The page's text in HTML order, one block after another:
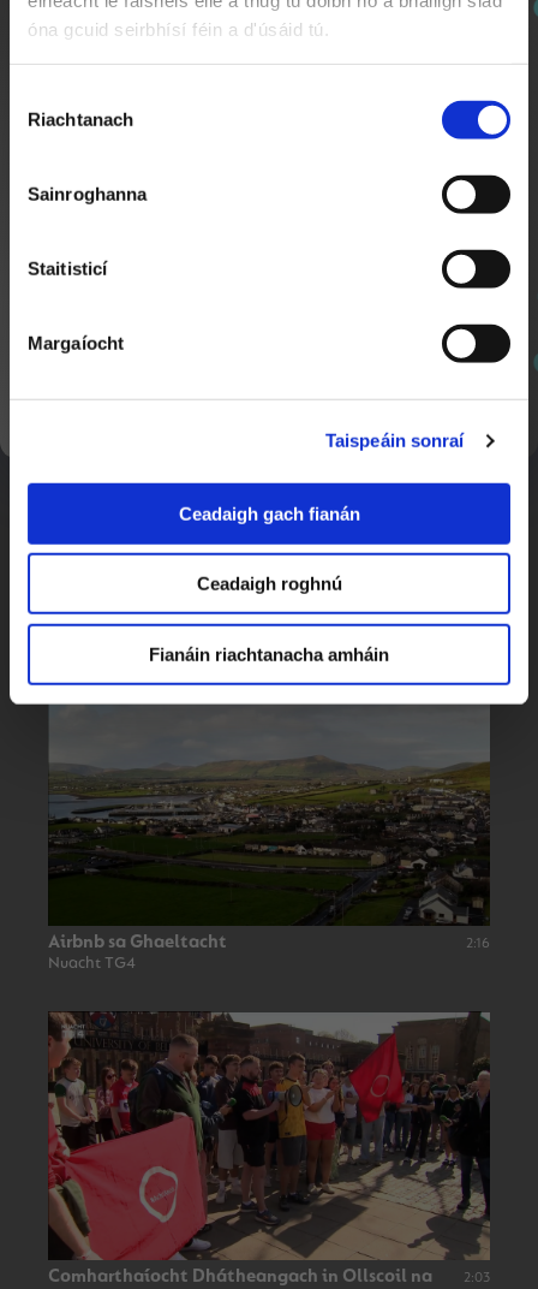
óna gcuid seirbhísí féin a d'úsáid tú.
Toilithe
Riachtanach
Sainroghanna
Staitisticí
Margaíocht
Taispeáin sonraí
Ceadaigh gach fianán
Ceadaigh roghnú
Fianáin riachtanacha amháin
Nuacht TG4
2:25
Coimisinéir Teanga Nua i dTuaisceart na
hÉireann
Nuacht TG4
Airbnb sa Ghaeltacht
Nuacht TG4
2:16
Comharthaíocht Dhátheangach in Ollscoil na
2:03